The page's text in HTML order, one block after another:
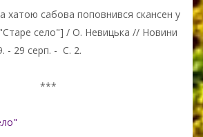
хатою сабова поповнився скансен у
село"] / О. Невицька // Новини
- 29 серп. - С. 2.
***